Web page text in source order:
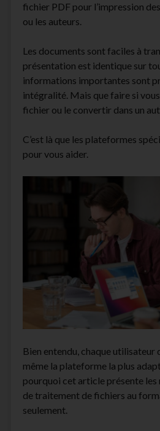
Actualités
Contact
instagramyoutube
form
fichier PDF pour l’impression
ou les auteurs.
Les documents sont faciles à
présentation est identique sur
informations importantes sont
intégralité. Mais que faire si
fichier ou le convertir dans un
C’est là que les plateformes
pour vous aider.
Bien entendu, chaque
même la plateforme la plus
pourquoi cet article présente les
de traitement de fichiers au
seulement.